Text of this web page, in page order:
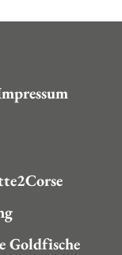
Goldfische